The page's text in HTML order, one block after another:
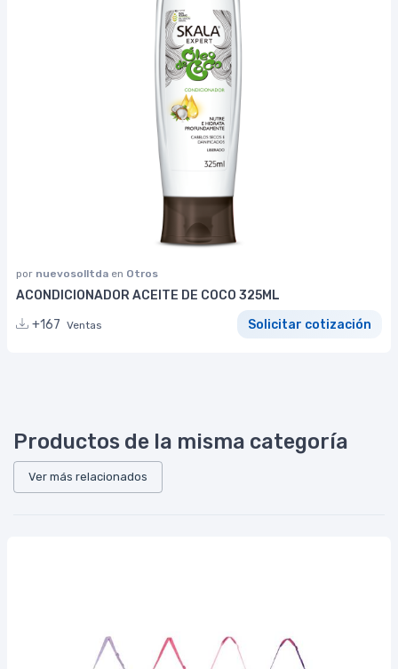
por nuevosolltda en Otros
ACONDICIONADOR ACEITE DE COCO 325ML
+167 Ventas Solicitar cotización
Productos de la misma categoría
Ver más relacionados